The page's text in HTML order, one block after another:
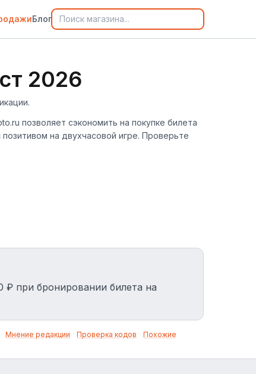
Блог
2026
позволяет сэкономить на покупке билета
на двухчасовой игре. Проверьте
₽ при бронировании билета на
· Мнение редакции · Проверка кодов · Похожие